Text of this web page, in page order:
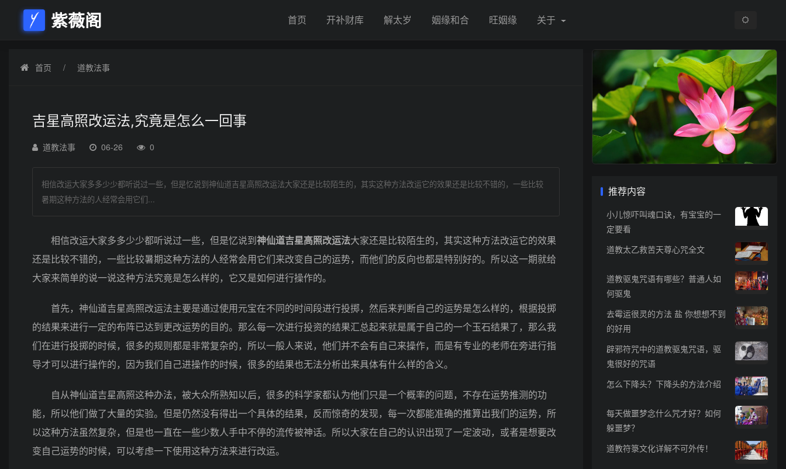
紫薇阁 首页 开补财库 解太岁 姻缘和合 旺姻缘 关于
首页 道教法事
吉星高照改运法,究竟是怎么一回事
道教法事 06-26 0
相信改运大家多多少少都听说过一些，但是忆说到神仙道吉星高照改运法大家还是比较陌生的，其实这种方法改运它的效果还是比较不错的，一些比较
暑期这种方法的人经常会用它们...
相信改运大家多多少少都听说过一些，但是忆说到神仙道吉星高照改运法大家还是比较陌生的，其实这种方法改运它的效果
还是比较不错的，一些比较暑期这种方法的人经常会用它们来改变自己的运势，而他们的反向也都是特别好的。所以这一期就给
大家来简单的说一说这种方法究竟是怎么样的，它又是如何进行操作的。
首先，神仙道吉星高照改运法主要是通过使用元宝在不同的时间段进行投掷，然后来判断自己的运势是怎么样的，根据投掷
的结果来进行一定的布阵已达到更改运势的目的。那么每一次进行投资的结果汇总起来就是属于自己的一个玉石结果了，那么我
们在进行投掷的时候，很多的规则都是非常复杂的，所以一般人来说，他们并不会有自己来操作，而是有专业的老师在旁进行指
导才可以进行操作的，因为我们自己进操作的时候，很多的结果也无法分析出来具体有什么样的含义。
自从神仙道吉星高照这种办法，被大众所熟知以后，很多的科学家都认为他们只是一个概率的问题，不存在运势推测的功
能，所以他们做了大量的实验。但是仍然没有得出一个具体的结果，反而惊奇的发现，每一次都能准确的推算出我们的运势，所
以这种方法虽然复杂，但是也一直在一些少数人手中不停的流传被神话。所以大家在自己的认识出现了一定波动，或者是想要改
变自己运势的时候，可以考虑一下使用这种方法来进行改运。
推荐内容
小儿惊吓叫魂口诀，有宝宝的一
定要看
道教太乙救苦天尊心咒全文
道教驱鬼咒语有哪些？普通人如
何驱鬼
去霉运很灵的方法 盐 你想想不到
的好用
辟邪符咒中的道教驱鬼咒语，驱
鬼很好的咒语
怎么下降头？下降头的方法介绍
每天做噩梦念什么咒才好？如何
躲噩梦？
道教符箓文化详解不可外传！